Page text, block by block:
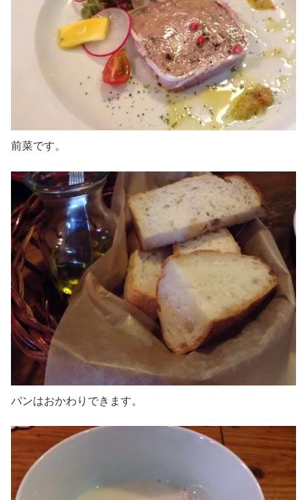
前菜です。
パンはおかわりできます。